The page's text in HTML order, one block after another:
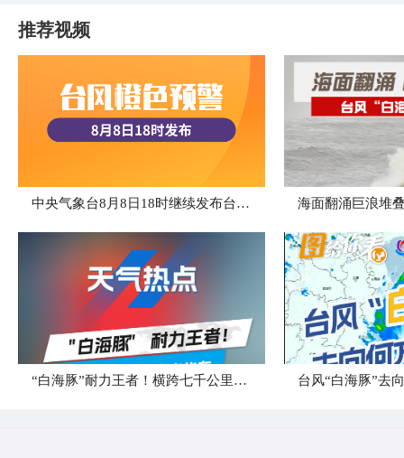
推荐视频
中央气象台8月8日18时继续发布台风橙色预警 海面翻涌巨浪堆
“白海豚”耐力王者！横跨七千公里直奔华东 台风“白海豚”去